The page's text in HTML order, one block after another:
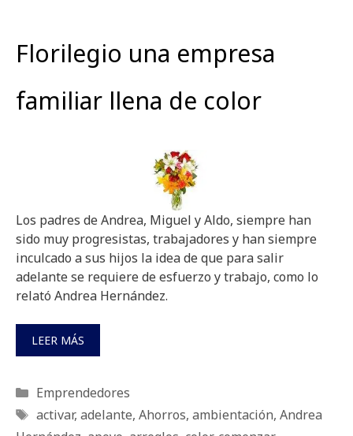
Florilegio una empresa
familiar llena de color
Los padres de Andrea, Miguel y Aldo, siempre han
sido muy progresistas, trabajadores y han siempre
inculcado a sus hijos la idea de que para salir
adelante se requiere de esfuerzo y trabajo, como lo
relató Andrea Hernández.
LEER MÁS
Categorías
Emprendedores
Etiquetas
activar, adelante, Ahorros, ambientación, Andrea